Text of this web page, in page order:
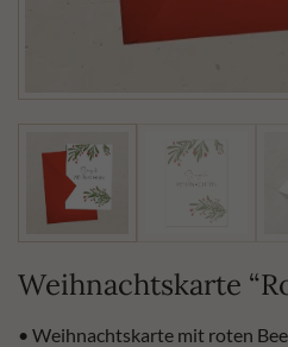
Weihnachtskarte
• Weihnachtskarte mit roten